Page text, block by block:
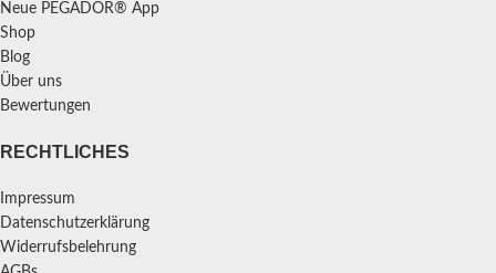
Neue PEGADOR® App
Shop
Blog
Über uns
Bewertungen
RECHTLICHES
Impressum
Datenschutzerklärung
Widerrufsbelehrung